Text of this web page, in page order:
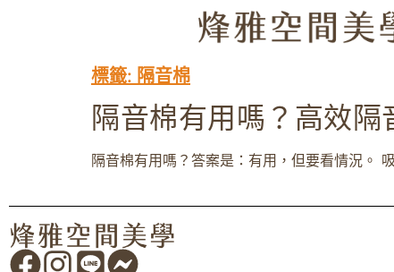
標籤: 隔音棉
隔音棉有用嗎？高效
隔音棉有用嗎？答案是：有用，但要看情況。